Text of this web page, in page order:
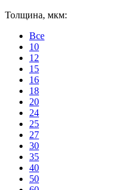
Толщина, мкм:
Все
10
12
15
16
18
20
24
25
27
30
35
40
50